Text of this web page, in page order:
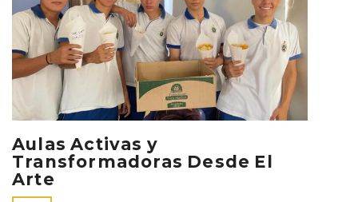
Aulas Activas y
Transformadoras Desde El
Arte